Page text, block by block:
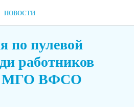
НОВОСТИ
по пулевой
работников
МГО ВФСО